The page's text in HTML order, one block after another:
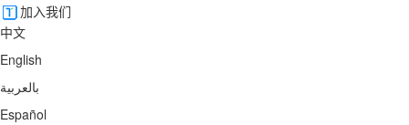
加入我们
中文
English
بالعربية
Español